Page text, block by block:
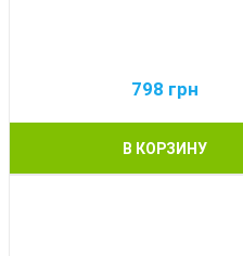
798 грн
В КОРЗИНУ